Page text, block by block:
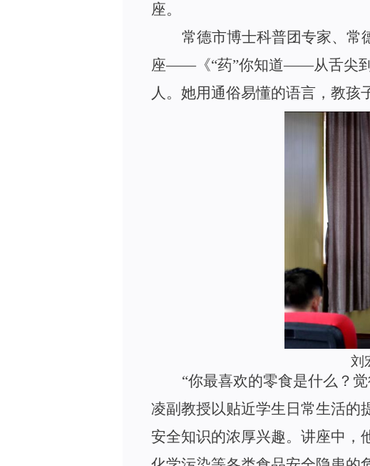
座。
常德市博士科普团专家、常
座——《“药”你知道——从舌尖
人。她用通俗易懂的语言，教孩
刘
“你最喜欢的零食是什么？
凌副教授以贴近学生日常生活的
安全知识的浓厚兴趣。讲座中，